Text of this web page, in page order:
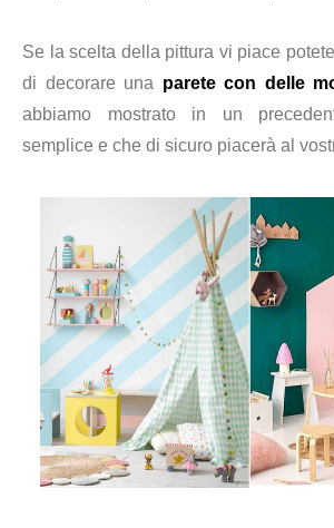
Se la scelta della pittura vi piace
di decorare una parete con delle
abbiamo mostrato in un
semplice e che di sicuro piacerà al